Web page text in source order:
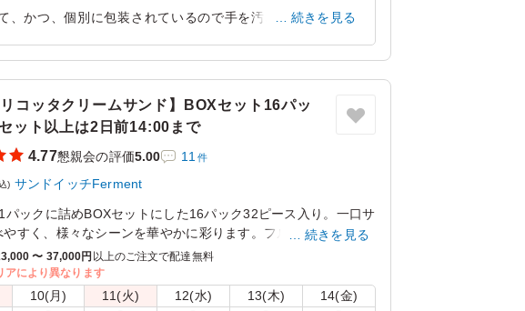
かつ、個別に包装されているので手を汚さずに食べるこ
続きを見る
コッタクリームサンド】BOXセット16パッ
ット以上は2日前14:00まで
4.77懇親会の評価5.00 11 件
) サンドイッチFerment
パックに詰めBOXセットにした16パック32ピース入り。一口サ
やすく、様々なシーンを華やかに彩ります。フルーツサンドに
香るラム酒が大人な雰囲気のリコッタクリームを使用、リコ
を50％配合したヘルシーなクリームです。チョコ&ナッツは、
リームとガナッシュクリームの組合せにナッツをトッピングし
続きを見る
〜 37,000円 以上のご注文で配達無料
により異なります
10(月) 11(火) 12(水) 13(木) 14(金)